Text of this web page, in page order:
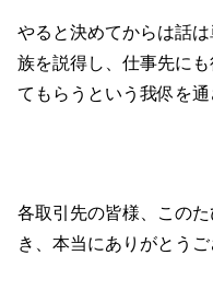
やると決めてからは話
族を説得し、仕事先に
てもらうという我侭を通
各取引先の皆様、この
き、本当にありがとうご